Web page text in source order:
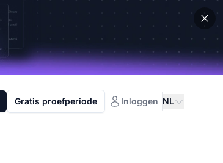
Gratis proefperiode Inloggen NL